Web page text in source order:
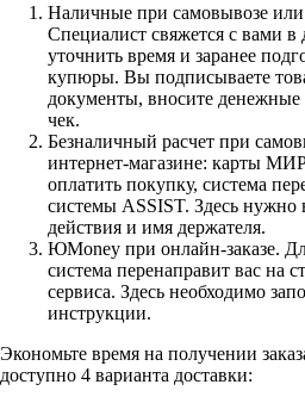
Наличные при самовывозе или
Специалист свяжется с вами в
уточнить время и заранее
купюры. Вы подписываете
документы, вносите денежные
чек.
Безналичный расчет при
интернет-магазине: карты
оплатить покупку, система
системы ASSIST. Здесь нужно
действия и имя держателя.
ЮMoney при онлайн-заказе.
система перенаправит вас на
сервиса. Здесь необходимо
инструкции.
Экономьте время на получении
доступно 4 варианта доставки: